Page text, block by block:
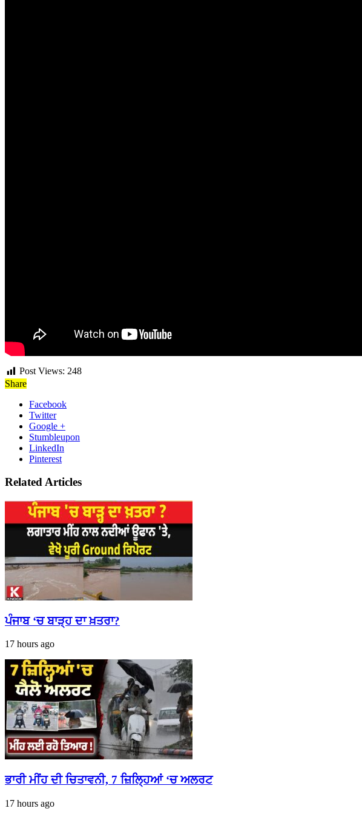
Post Views: 248
Share
Facebook
Twitter
Google +
Stumbleupon
LinkedIn
Pinterest
Related Articles
ਪੰਜਾਬ ‘ਚ ਬਾੜ੍ਹ ਦਾ ਖ਼ਤਰਾ?
17 hours ago
ਭਾਰੀ ਮੀਂਹ ਦੀ ਚਿਤਾਵਨੀ, 7 ਜ਼ਿਲ੍ਹਿਆਂ ‘ਚ ਅਲਰਟ
17 hours ago